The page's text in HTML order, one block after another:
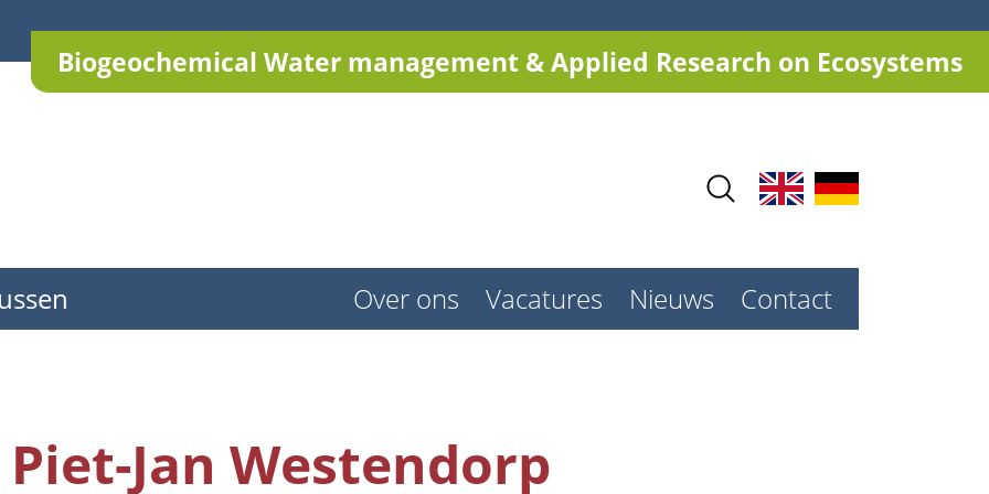
Biogeochemical Water management & Applied Research on Ecosystems
Contact
Nieuws
Vacatures
Over ons
Piet-Jan Westendorp